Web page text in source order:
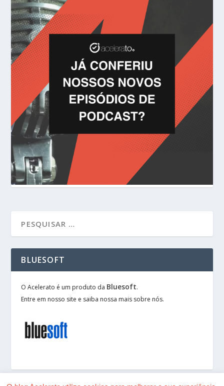
BLUESOFT
O Acelerato é um produto da Bluesoft.
Entre em nosso site e saiba nossa mais sobre nós.